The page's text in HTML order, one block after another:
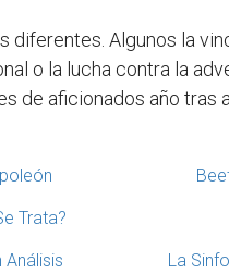
diferentes. Algunos la
o la lucha contra la
de aficionados año tras
Trata?
Análisis La